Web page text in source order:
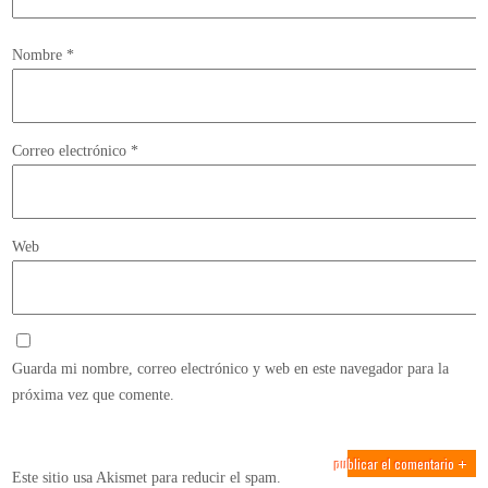
Nombre *
Correo electrónico *
Web
Guarda mi nombre, correo electrónico y web en este navegador para la
próxima vez que comente.
Este sitio usa Akismet para reducir el spam.